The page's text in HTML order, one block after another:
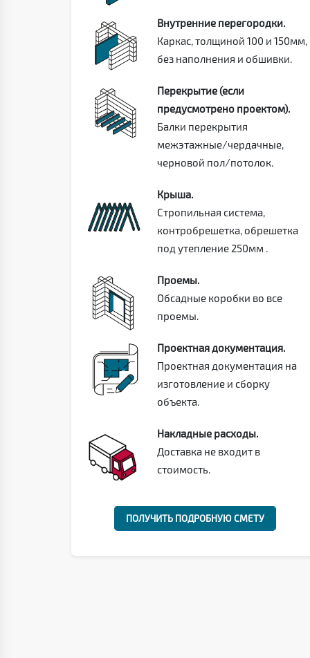
Внутренние перегородки.
Каркас, толщиной 100 и 150мм,
без наполнения и обшивки.
Перекрытие (если
предусмотрено проектом).
Балки перекрытия
межэтажные/чердачные,
черновой пол/потолок.
Крыша.
Стропильная система,
контробрешетка, обрешетка
под утепление 250мм .
Проемы.
Обсадные коробки во все
проемы.
Проектная документация.
Проектная документация на
изготовление и сборку
объекта.
Накладные расходы.
Доставка не входит в
стоимость.
ПОЛУЧИТЬ ПОДРОБНУЮ СМЕТУ